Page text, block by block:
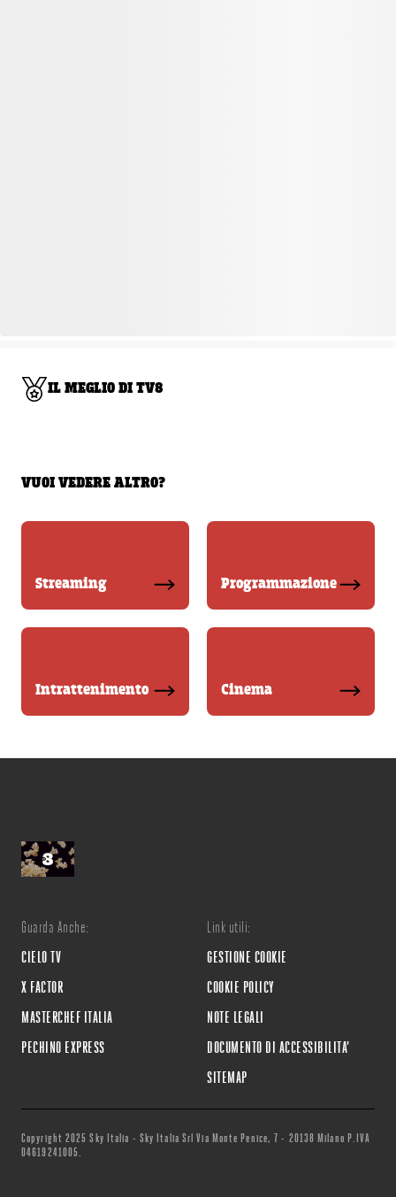
IL MEGLIO DI TV8
VUOI VEDERE ALTRO?
Streaming Programmazione
Intrattenimento Cinema
Guarda Anche:
CIELO TV
X FACTOR
MASTERCHEF ITALIA
PECHINO EXPRESS
Link utili:
GESTIONE COOKIE
COOKIE POLICY
NOTE LEGALI
DOCUMENTO DI ACCESSIBILITA'
SITEMAP
Copyright 2025 Sky Italia - Sky Italia Srl Via Monte Penice, 7 - 20138 Milano P.IVA
04619241005.